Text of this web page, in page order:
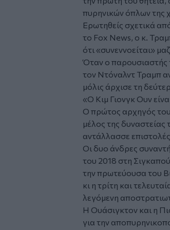
πυρηνικών όπλων της
Ερωτηθείς σχετικά
το Fox News, ο κ.
ότι «συνεννοείται»
Όταν ο παρουσιαστής
τον Ντόναλντ Τραμπ
μόλις άρχισε τη
«Ο Κιμ Γιονγκ Ουν
Ο πρώτος αρχηγός του
μέλος της
αντάλλασσε
Οι δυο άνδρες
του 2018 στη
την πρωτεύουσα του
κι η τρίτη και
λεγόμενη
Η Ουάσιγκτον και η
για την